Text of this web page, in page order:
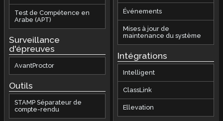
Test de Compétence en
Arabe (APT)
Surveillance
d'épreuves
AvantProctor
Outils
STAMP Séparateur de
compte-rendu
Événements
Mises à jour de
maintenance du système
Intégrations
Intelligent
ClassLink
Ellevation